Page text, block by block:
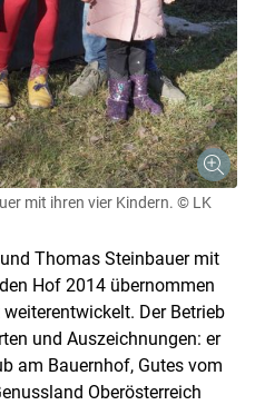
content
mit ihren vier Kindern. © LK
Thomas Steinbauer mit
Hof 2014 übernommen
Der Betrieb
und Auszeichnungen: er
am Bauernhof, Gutes vom
Oberösterreich